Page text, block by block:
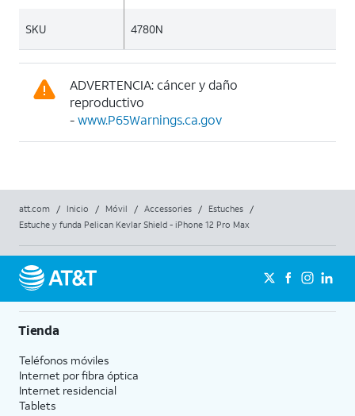
SKU 4780N
ADVERTENCIA: cáncer y daño
reproductivo
-www.P65Warnings.ca.gov
att.com / Inicio / Móvil / Accessories / Estuches
/
Estuche y funda Pelican Kevlar Shield - iPhone 12 Pro Max
Tienda
Teléfonos móviles
Internet por fibra óptica
Internet residencial
Tablets